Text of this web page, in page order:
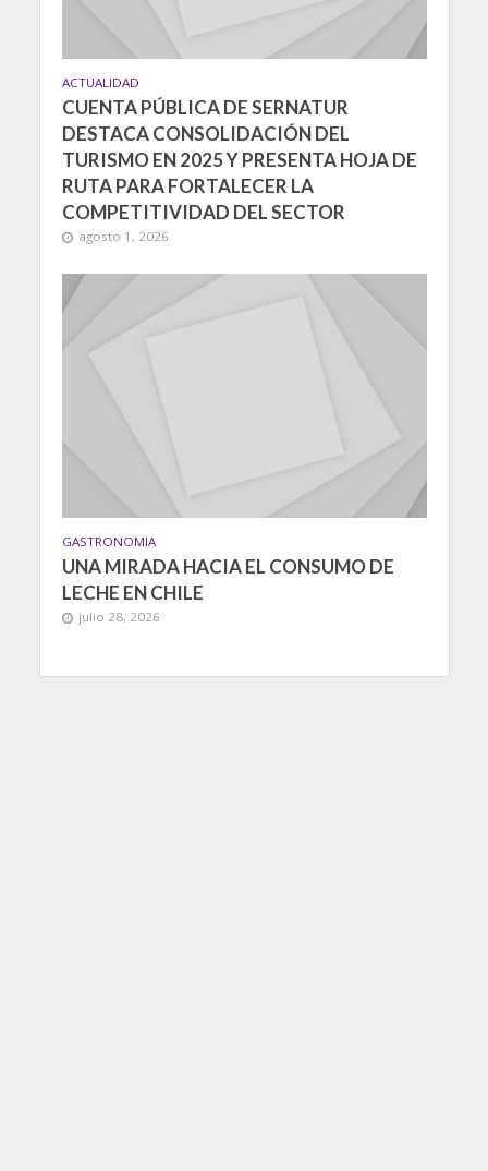
ACTUALIDAD
CUENTA PÚBLICA DE SERNATUR
DESTACA CONSOLIDACIÓN DEL
TURISMO EN 2025 Y PRESENTA HOJA DE
RUTA PARA FORTALECER LA
COMPETITIVIDAD DEL SECTOR
agosto 1, 2026
GASTRONOMIA
UNA MIRADA HACIA EL CONSUMO DE
LECHE EN CHILE
julio 28, 2026